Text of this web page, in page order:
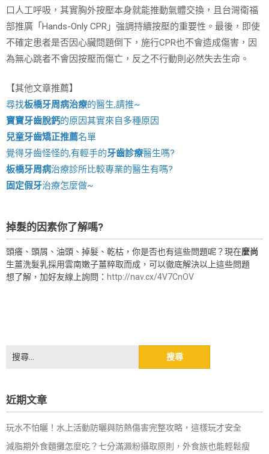
口人工呼吸，其實胸外按壓本身就能推動氣體交換，且台灣衛福
部推廣「Hands-Only CPR」強調持續按壓的重要性。最後，即使
不確定患者是否因心臟問題倒下，施行CPR也不會造成傷害，因
為無心跳者不會因按壓而傷亡，反之不行動則必然失去生命。
【其他文章推薦】
尋找板橋牙周病治療的醫生,請推~
寶寶牙齒脫鈣的原因其實來自多種原因
兒童牙齒矯正推薦名單
覺得牙齒怪怪的,有輕手的牙齒診療醫生嗎?
板橋牙周病治療診所比較專業的醫生有嗎?
固定假牙治療怎麼做~
掉髮的因素你了解嗎?
頭癢、頭屑、油頭、掉髮、乾枯，你是否也有這些問題呢？現在麼尚
生薑洗髮乳採用雲南嫩子薑粹取而成，可以徹底解決以上這些問題
想了解，加好友線上詢問： http://nav.cx/4V7CnOV
搜
尋
字:
近期文章
玩水不怕曬！水上活動防曬與防熱傷害完整攻略，這樣玩才安全
減脂期外食麵攤怎麼吃？七分滿澱粉攝取原則，外食族也能輕鬆瘦